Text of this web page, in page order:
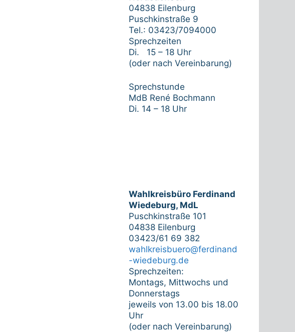
04838 Eilenburg
Puschkinstraße 9
Tel.: 03423/7094000
Sprechzeiten
Di. 15 – 18 Uhr
(oder nach Vereinbarung)
Sprechstunde
MdB René Bochmann
Di. 14 – 18 Uhr
Wahlkreisbüro Ferdinand
Wiedeburg, MdL
Puschkinstraße 101
04838 Eilenburg
03423/61 69 382
wahlkreisbuero@ferdinand
-wiedeburg.de
Sprechzeiten:
Montags, Mittwochs und
Donnerstags
jeweils von 13.00 bis 18.00
Uhr
(oder nach Vereinbarung)